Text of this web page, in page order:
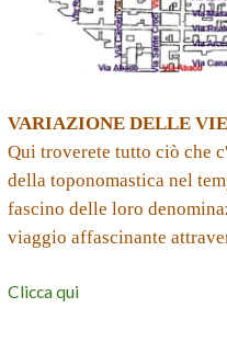
VARIAZIONE DELLE VIE
Qui troverete tutto ciò che
della toponomastica nel
fascino delle loro
viaggio affascinante
Clicca qui